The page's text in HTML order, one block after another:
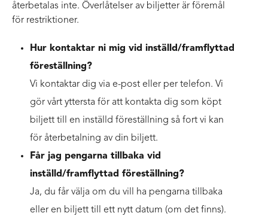
återbetalas inte. Överlåtelser av biljetter är föremål
för restriktioner.
Hur kontaktar ni mig vid inställd/framflyttad
föreställning?
Vi kontaktar dig via e-post eller per telefon. Vi
gör vårt yttersta för att kontakta dig som köpt
biljett till en inställd föreställning så fort vi kan
för återbetalning av din biljett.
Får jag pengarna tillbaka vid
inställd/framflyttad föreställning?
Ja, du får välja om du vill ha pengarna tillbaka
eller en biljett till ett nytt datum (om det finns).